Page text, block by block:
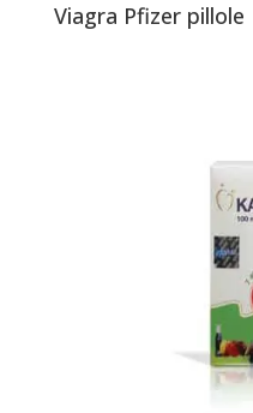
Viagra Pfizer pillole